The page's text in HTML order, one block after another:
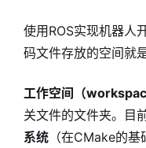
使用ROS实现机器人
码文件存放的空间就
工作空间（
关文件的文件夹。目
系统 （在CMake的